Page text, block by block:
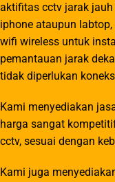
aktifitas cctv jarak
iphone ataupun
wifi wireless untuk
pemantauan jarak
tidak diperlukan
Kami menyediakan
harga sangat
cctv, sesuai dengan
Kami juga